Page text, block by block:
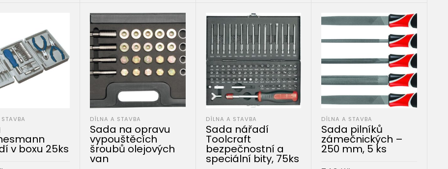
v boxu 25ks
DÍLNA A STAVBA
Sada na opravu
vypouštěcích
šroubů olejových
van
DÍLNA A STAVBA
Sada nářadí
Toolcraft
bezpečnostní a
speciální bity, 75ks
DÍLNA A STAVBA
Sada pilníků
zámečnických –
250 mm, 5 ks